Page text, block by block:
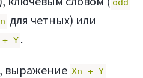
odd
для четных) или
+ Y .
выражение Xn + Y